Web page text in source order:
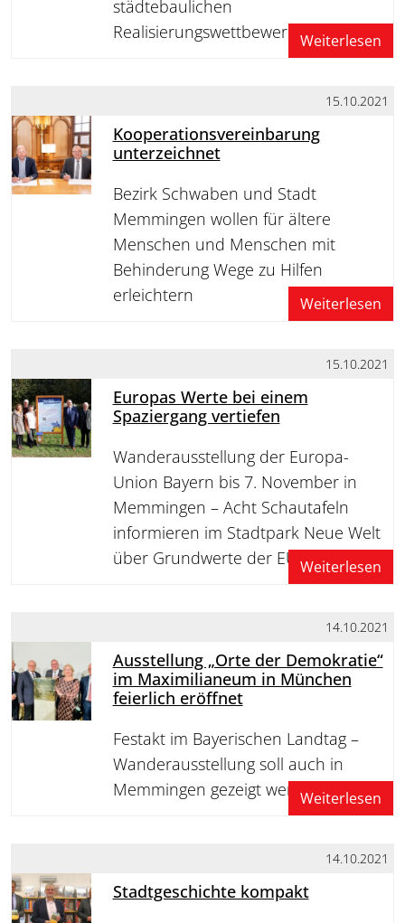
städtebaulichen
RealisierungswettbewerbsWeiterlesen
15.10.2021
Kooperationsvereinbarung
unterzeichnet
Bezirk Schwaben und Stadt
Memmingen wollen für ältere
Menschen und Menschen mit
Behinderung Wege zu Hilfen
erleichtern
Weiterlesen
15.10.2021
Europas Werte bei einem
Spaziergang vertiefen
Wanderausstellung der Europa-
Union Bayern bis 7. November in
Memmingen – Acht Schautafeln
informieren im Stadtpark Neue Welt
über Grundwerte der EU Weiterlesen
14.10.2021
Ausstellung „Orte der Demokratie“
im Maximilianeum in München
feierlich eröffnet
Festakt im Bayerischen Landtag –
Wanderausstellung soll auch in
Memmingen gezeigt werdenWeiterlesen
14.10.2021
Stadtgeschichte kompakt